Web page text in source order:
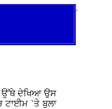
ਉੱਥੇ ਦੇਖਿਆ ਉਸ
ਟਾਈਮ `ਤੇ ਬੁਲਾ
.